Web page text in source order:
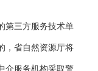
第三方服务技术单
，省自然资源厅将
介服务机构采取警